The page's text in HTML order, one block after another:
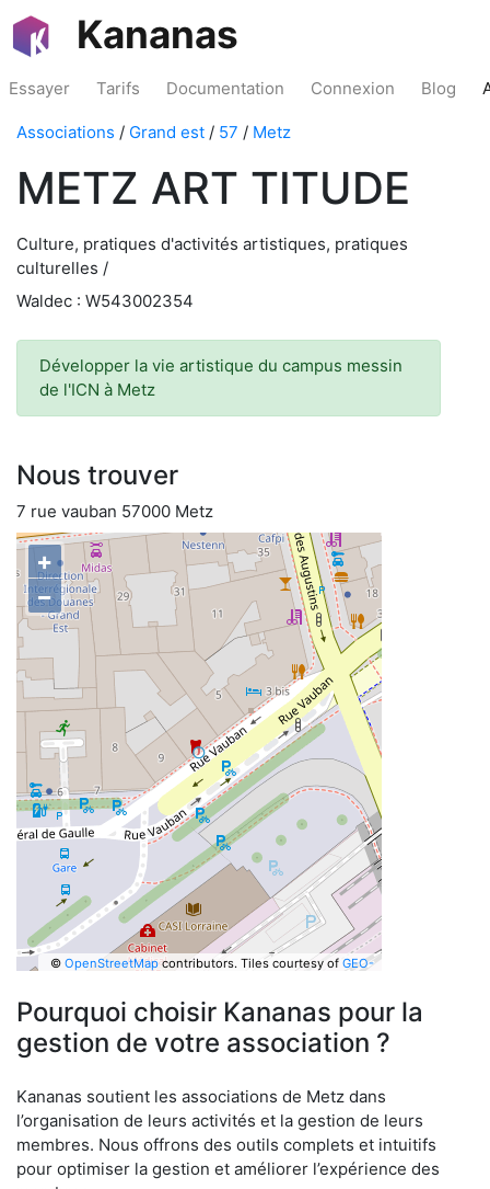
Kananas
Essayer Tarifs Documentation Connexion Blog
Associations / Grand est / 57 / Metz
METZ ART TITUDE
Culture, pratiques d'activités artistiques, pratiques
culturelles /
Waldec : W543002354
Développer la vie artistique du campus messin
de l'ICN à Metz
Nous trouver
7 rue vauban 57000 Metz
+
−
© OpenStreetMapcontributors. Tiles courtesy of GEO-
Pourquoi choisir Kananas pour la
gestion de votre association ?
Kananas soutient les associations de Metz dans
l’organisation de leurs activités et la gestion de leurs
membres. Nous offrons des outils complets et intuitifs
pour optimiser la gestion et améliorer l’expérience des